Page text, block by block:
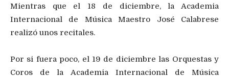
Mientras que el 18 de diciembre, la Academia
Internacional de Música Maestro José Calabrese
realizó unos recitales.
Por si fuera poco, el 19 de diciembre las Orquestas y
Coros de la Academia Internacional de Música